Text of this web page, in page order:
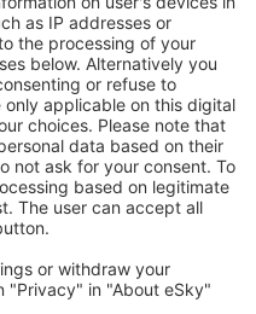
für eingeloggte
Unterkünften: Hotels,
Städte